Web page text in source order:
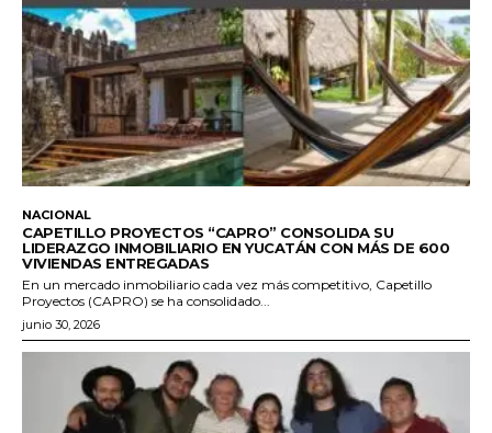
NACIONAL
CAPETILLO PROYECTOS “CAPRO” CONSOLIDA SU
LIDERAZGO INMOBILIARIO EN YUCATÁN CON MÁS DE 600
VIVIENDAS ENTREGADAS
En un mercado inmobiliario cada vez más competitivo, Capetillo
Proyectos (CAPRO) se ha consolidado...
junio 30, 2026